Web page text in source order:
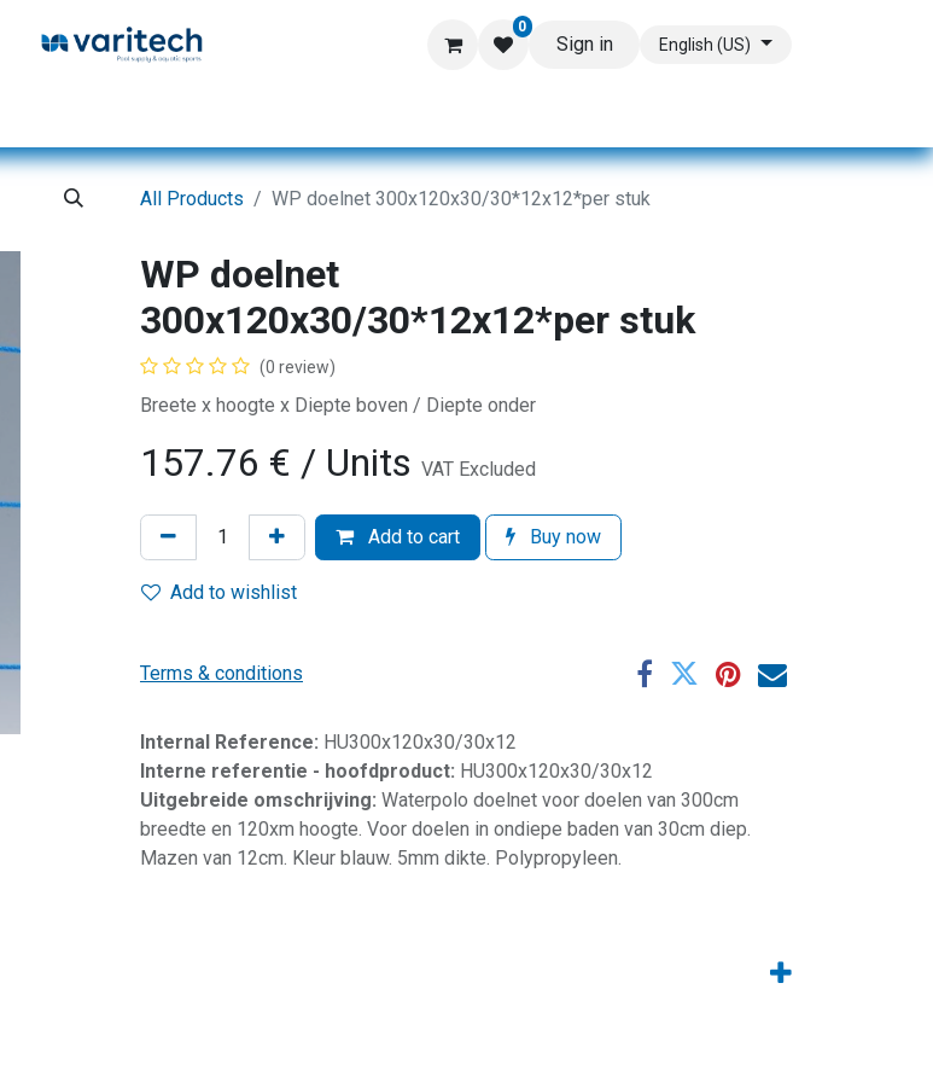
0
Sign in English (US)
All Products WP doelnet 300x120x30/30*12x12*per stuk
WP doelnet
300x120x30/30*12x12*per stuk
(0 review)
Breete x hoogte x Diepte boven / Diepte onder
157.76 € / Units VAT Excluded
Add to cart Buy now
Add to wishlist
Terms & conditions
Internal Reference: HU300x120x30/30x12
Interne referentie - hoofdproduct: HU300x120x30/30x12
Uitgebreide omschrijving: Waterpolo doelnet voor doelen van 300cm
breedte en 120xm hoogte. Voor doelen in ondiepe baden van 30cm diep.
Mazen van 12cm. Kleur blauw. 5mm dikte. Polypropyleen.